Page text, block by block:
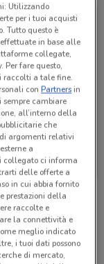
9.4 km
Utilizzando
per i tuoi acquisti
Tutto questo è
in base alle
collegate,
Per fare questo,
raccolti a tale fine.
conPartnersin
sempre cambiare
all’interno della
che
argomenti relativi
a
collegato ci informa
delle offerte a
in cui abbia fornito
prestazioni della
raccolte e
la connettività e
meglio indicato
i tuoi dati possono
di mercato,